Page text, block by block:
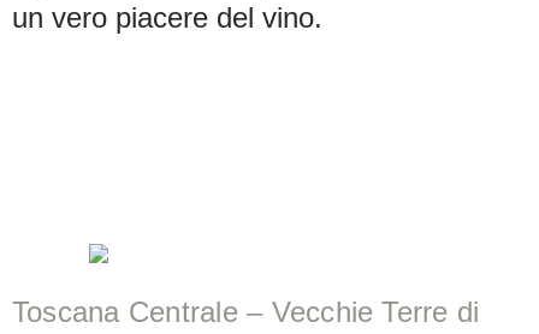
un vero piacere del vino.
Toscana Centrale – Vecchie Terre di